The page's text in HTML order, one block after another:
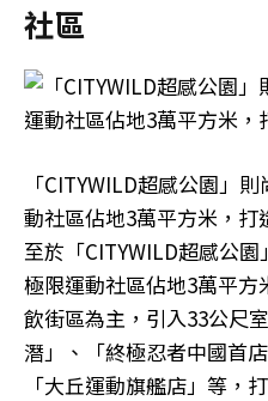
社區
「CITYWILD超感公園」
動社區佔地3萬平方米，打
至於「CITYWILD超感公
極限運動社區佔地3萬平
飲街區為主，引入33公尺
潛」、「終極忍者中國首
「大丘運動旗艦店」等，